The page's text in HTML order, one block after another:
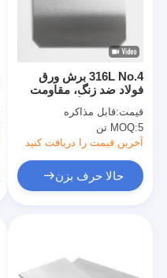
316L No.4 برش ورق
فولاد ضد زنگ، مقاومت
ماشین آلات مواد غذایی /
تجهیزات دارویی
قیمت:قابل مذاکره
MOQ:5 تن
آخرین قیمت را دریافت کنید
حالا حرف بزن